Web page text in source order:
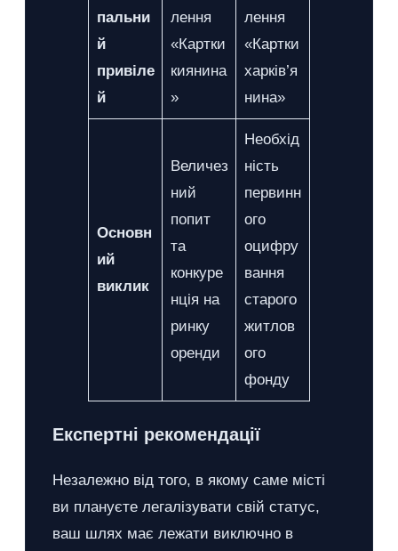
пальни
й
привіле
й
лення
«Картки
киянина
»
лення
«Картки
харків’я
нина»
Основн
ий
виклик
Величез
ний
попит
та
конкуре
нція на
ринку
оренди
Необхід
ність
первинн
ого
оцифру
вання
старого
житлов
ого
фонду
Експертні рекомендації
Незалежно від того, в якому саме місті
ви плануєте легалізувати свій статус,
ваш шлях має лежати виключно в